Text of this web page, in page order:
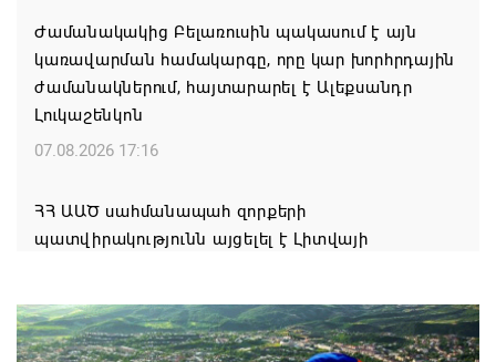
Ժամանակակից Բելառուսին պակասում է այն
կառավարման համակարգը, որը կար խորհրդային
ժամանակներում, հայտարարել է Ալեքսանդր
Լուկաշենկոն
07.08.2026 17:16
ՀՀ ԱԱԾ սահմանապահ զորքերի
պատվիրակությունն այցելել է Լիտվայի
07.08.2026 16:57